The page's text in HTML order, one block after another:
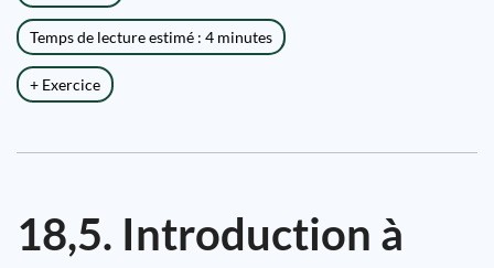
Temps de lecture estimé : 4 minutes
+ Exercice
18,5. Introduction à